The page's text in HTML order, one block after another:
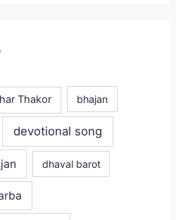
Thakor bhajan
devotional song
dhaval barot